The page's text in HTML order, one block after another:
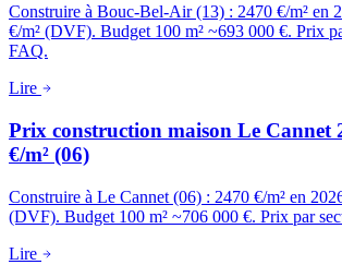
Construire à Bouc-Bel-Air (13) : 2470 €/m² en
€/m² (DVF). Budget 100 m² ~693 000 €. Prix
FAQ.
Lire
Prix construction maison Le Cannet
€/m² (06)
Construire à Le Cannet (06) : 2470 €/m² en
(DVF). Budget 100 m² ~706 000 €. Prix par
Lire